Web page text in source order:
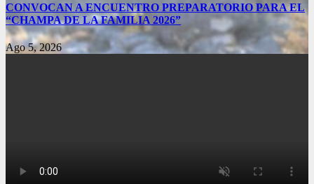
CONVOCAN A ENCUENTRO PREPARATORIO PARA EL
“CHAMPA DE LA FAMILIA 2026”
Ago 5, 2026